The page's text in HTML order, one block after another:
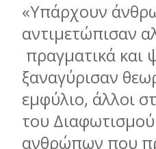
«Υπάρχουν
αντιµετώπισαν
πραγµατικά και
ξαναγύρισαν
εµφύλιο, άλλοι
του
ανθρώπων που